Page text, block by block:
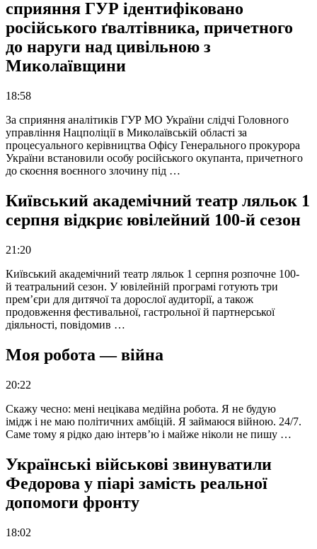
сприяння ГУР ідентифіковано
російського ґвалтівника, причетного
до наруги над цивільною з
Миколаївщини
18:58
За сприяння аналітиків ГУР МО України слідчі Головного
управління Нацполіції в Миколаївській області за
процесуального керівництва Офісу Генерального прокурора
України встановили особу російського окупанта, причетного
до скоєння воєнного злочину під …
Київський академічний театр ляльок 1
серпня відкриє ювілейний 100-й сезон
21:20
Київський академічний театр ляльок 1 серпня розпочне 100-
й театральний сезон. У ювілейній програмі готують три
прем’єри для дитячої та дорослої аудиторії, а також
продовження фестивальної, гастрольної й партнерської
діяльності, повідомив …
Моя робота — війна
20:22
Скажу чесно: мені нецікава медійна робота. Я не будую
імідж і не маю політичних амбіцій. Я займаюся війною. 24/7.
Саме тому я рідко даю інтерв’ю і майже ніколи не пишу …
Українські військові звинуватили
Федорова у піарі замість реальної
допомоги фронту
18:02